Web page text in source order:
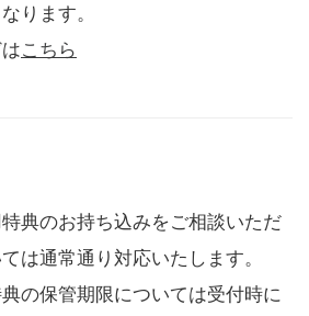
ります。
こちら
典のお持ち込みをご相談いただ
は通常通り対応いたします。
の保管期限については受付時に